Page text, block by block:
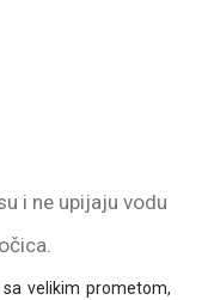
i ne upijaju vodu
sa velikim prometom,